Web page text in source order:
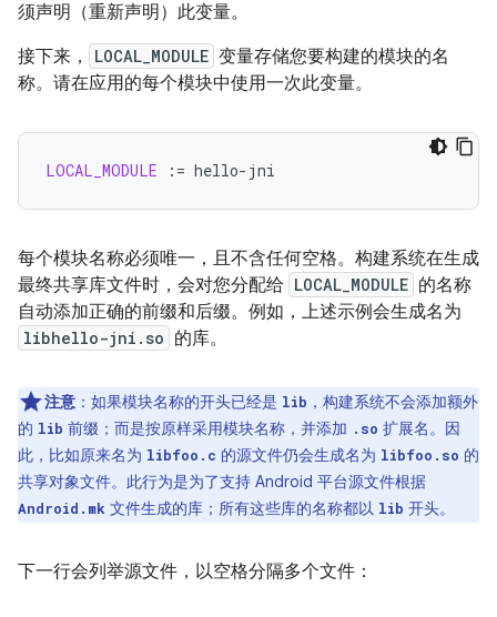
须声明（重新声明）此变量。
接下来，
LOCAL_MODULE 变量存储您要构建的模块的名
称。请在应用的每个模块中使用一次此变量。
LOCAL_MODULE :=
每个模块名称必须唯一，且不含任何空格。构建系统在生成
最终共享库文件时，会对您分配给 LOCAL_MODULE 的名称
自动添加正确的前缀和后缀。例如，上述示例会生成名为
libhello-jni.so 的库。
注意 ： 如果模块名称的开头已经是 lib ，构建系统不会添加额外
的 lib 前缀；而是按原样采用模块名称，并添加 .so 扩展名。因
此，比如原来名为 libfoo.c 的源文件仍会生成名为 libfoo.so 的
共享对象文件。此行为是为了支持 Android 平台源文件根据
Android.mk 文件生成的库；所有这些库的名称都以 lib 开头。
下一行会列举源文件，以空格分隔多个文件：